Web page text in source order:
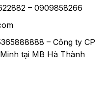
– 0909858266
– Công ty CP
tại MB Hà Thành